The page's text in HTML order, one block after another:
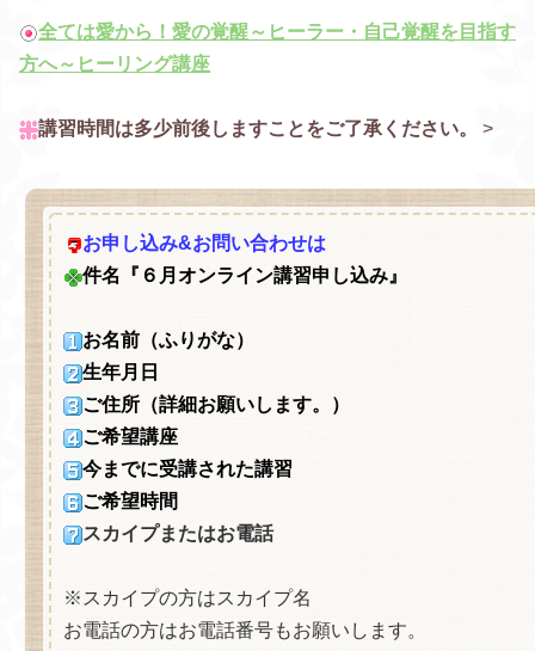
全ては愛から！愛の覚醒～ヒーラー・自己覚醒を目指す
方へ～ヒーリング講座
講習時間は多少前後しますことをご了承ください。 >
お申し込み&お問い合わせは
件名『６月オンライン講習申し込み』
お名前（ふりがな）
生年月日
ご住所（詳細お願いします。）
ご希望講座
今までに受講された講習
ご希望時間
スカイプまたはお電話
※スカイプの方はスカイプ名
お電話の方はお電話番号もお願いします。